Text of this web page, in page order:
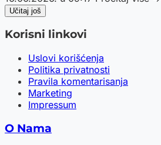
Učitaj još
Korisni linkovi
Uslovi korišćenja
Politika privatnosti
Pravila komentarisanja
Marketing
Impressum
O Nama